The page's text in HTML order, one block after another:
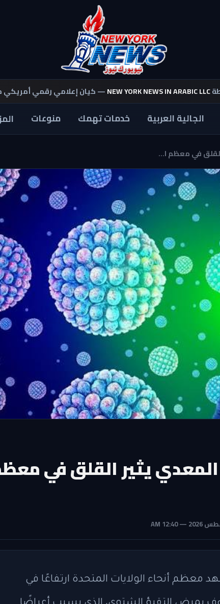
NEW YORK NEWS IN ARABIC LLC— كيان إعلامي رقمي
الجالية العربية خدمات تهمك منوعات
في معظم ا...
يثير القلق في
معظم أنحاء الولايات المتحدة ارتفاعًا في